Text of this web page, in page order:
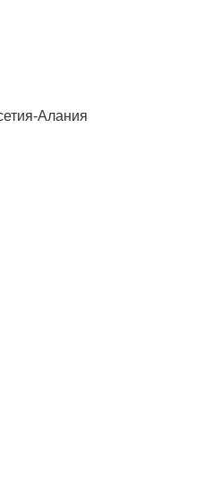
Алания